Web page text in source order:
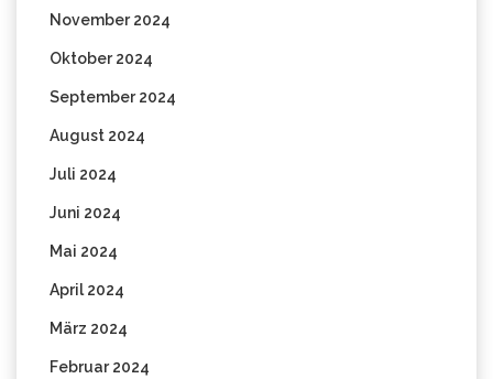
November 2024
Oktober 2024
September 2024
August 2024
Juli 2024
Juni 2024
Mai 2024
April 2024
März 2024
Februar 2024